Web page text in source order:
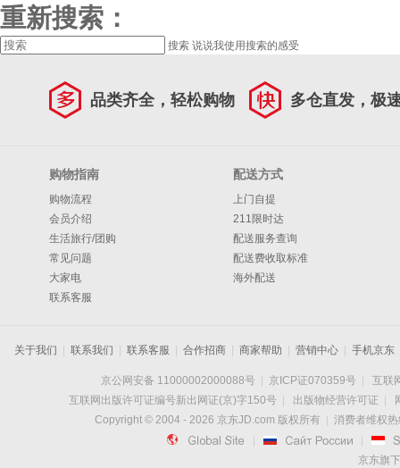
重新搜索：
搜索 说说我使用搜索的感受
品类齐全，轻松购物 多仓直发，极
购物指南
购物流程
会员介绍
生活旅行/团购
常见问题
大家电
联系客服
配送方式
上门自提
211限时达
配送服务查询
配送费收取标准
海外配送
关于我们 联系我们 联系客服 合作招商 商家帮助 营销中心 手机京东
京公网安备 11000002000088号 京ICP证070359号
互联
互联网出版许可证编号新出网证(京)字150号
出版物经营许可证
Copyright © 2004 - 2026 京东JD.com 版权所有 消费者维权
 
京东旗